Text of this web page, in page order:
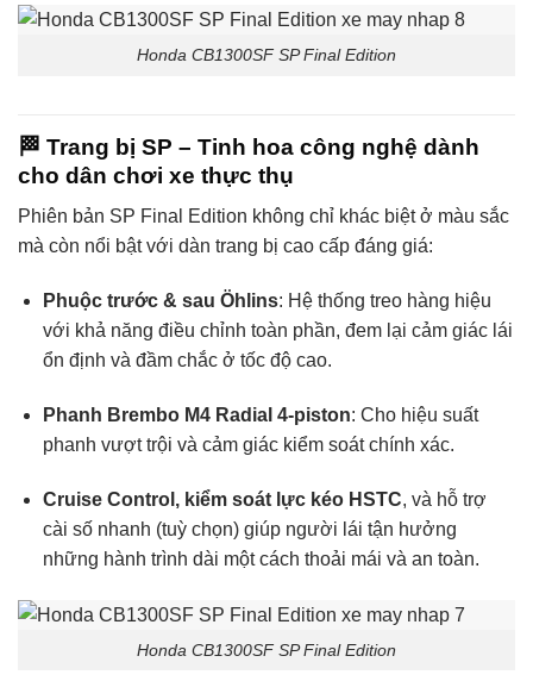
Honda CB1300SF SP Final Edition
🏁 Trang bị SP – Tinh hoa công nghệ dành
cho dân chơi xe thực thụ
Phiên bản SP Final Edition không chỉ khác biệt ở màu sắc
mà còn nổi bật với dàn trang bị cao cấp đáng giá:
Phuộc trước & sau Öhlins: Hệ thống treo hàng hiệu
với khả năng điều chỉnh toàn phần, đem lại cảm giác lái
ổn định và đầm chắc ở tốc độ cao.
Phanh Brembo M4 Radial 4-piston: Cho hiệu suất
phanh vượt trội và cảm giác kiểm soát chính xác.
Cruise Control, kiểm soát lực kéo HSTC, và hỗ trợ
cài số nhanh (tuỳ chọn) giúp người lái tận hưởng
những hành trình dài một cách thoải mái và an toàn.
Honda CB1300SF SP Final Edition